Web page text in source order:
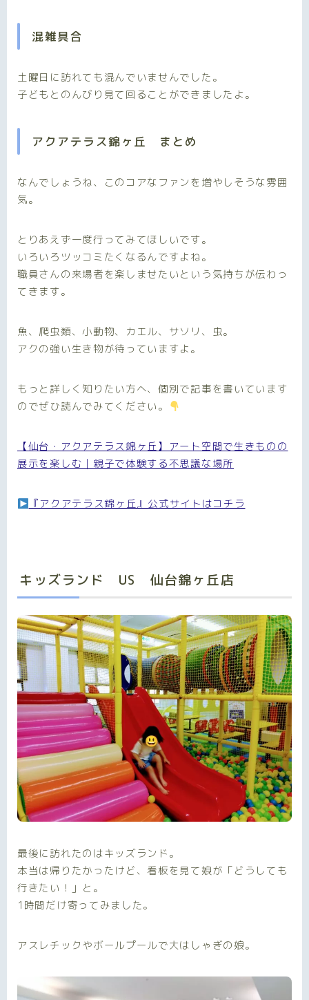
混雑具合
土曜日に訪れても混んでいませんでした。
子どもとのんびり見て回ることができましたよ。
アクアテラス錦ヶ丘 まとめ
なんでしょうね、このコアなファンを増やしそうな雰囲
気。
とりあえず一度行ってみてほしいです。
いろいろツッコミたくなるんですよね。
職員さんの来場者を楽しませたいという気持ちが伝わっ
てきます。
魚、爬虫類、小動物、カエル、サソリ、虫。
アクの強い生き物が待っていますよ。
もっと詳しく知りたい方へ、個別で記事を書いています
のでぜひ読んでみてください。
【仙台・アクアテラス錦ヶ丘】アート空間で生きものの
展示を楽しむ｜親子で体験する不思議な場所
『アクアテラス錦ヶ丘』公式サイトはコチラ
キッズランド US 仙台錦ヶ丘店
最後に訪れたのはキッズランド。
本当は帰りたかったけど、看板を見て娘が「どうしても
行きたい！」と。
1時間だけ寄ってみました。
アスレチックやボールプールで大はしゃぎの娘。